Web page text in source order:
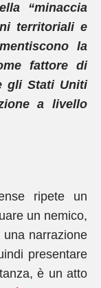
“minaccia
territoriali e
la
fattore di
gli Stati Uniti
a livello
ripete un
un nemico,
narrazione
presentare
è un atto